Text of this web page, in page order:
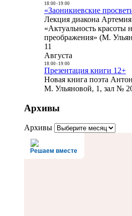
18:00- 19:00
«Заоникиевские
Лекция диакона
«Актуальность красоты
преображения» (М.
11
Августа
18:00- 19:00
Презентация книги 12+
Новая книга поэта
М. Ульяновой, 1, зал №
Архивы
Архивы
Решаем вместе